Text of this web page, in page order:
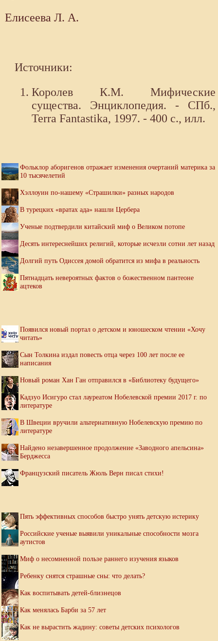
Елисеева Л. А.
Источники:
Королев К.М. Мифические
существа. Энциклопедия. - СПб.,
Terra Fantastika, 1997. - 400 с., илл.
Фольклор аборигенов отражает изменения очертаний материка за
10 тысячелетий
Хэллоуин по-нашему «Страшилки» разных народов
В турецких «вратах ада» нашли Цербера
Ученые подтвердили китайский миф о Великом потопе
Десять интереснейших религий, которые исчезли сотни лет назад
Долгий путь Одиссея домой обратится из мифа в реальность
Пятнадцать невероятных фактов о божественном пантеоне
ацтеков
Появился новый портал о детском и юношеском чтении «Хочу
читать»
Сын Толкина издал повесть отца через 100 лет после ее
написания
Новый роман Хан Ган отправился в «Библиотеку будущего»
Кадзуо Исигуро стал лауреатом Нобелевской премии 2017 г. по
литературе
В Швеции вручили альтернативную Нобелевскую премию по
литературе
Найдено незавершенное продолжение «Заводного апельсина»
Берджесса
Французский писатель Жюль Верн писал стихи!
Пять эффективных способов быстро унять детскую истерику
Российские ученые выявили уникальные способности мозга
аутистов
Миф о несомненной пользе раннего изучения языков
Ребенку снятся страшные сны: что делать?
Как воспитывать детей-близнецов
Как менялась Барби за 57 лет
Как не вырастить жадину: советы детских психологов